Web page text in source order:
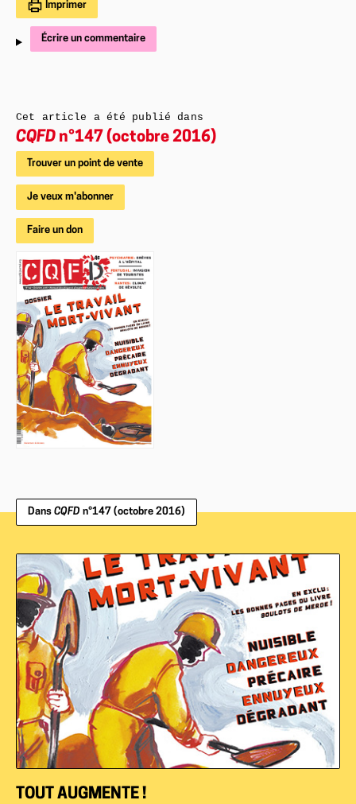
Imprimer
Écrire un commentaire
Cet article a été publié dans
CQFD n°147 (octobre 2016)
Trouver un point de vente
Je veux m'abonner
Faire un don
Dans CQFD n°147 (octobre 2016)
TOUT AUGMENTE !